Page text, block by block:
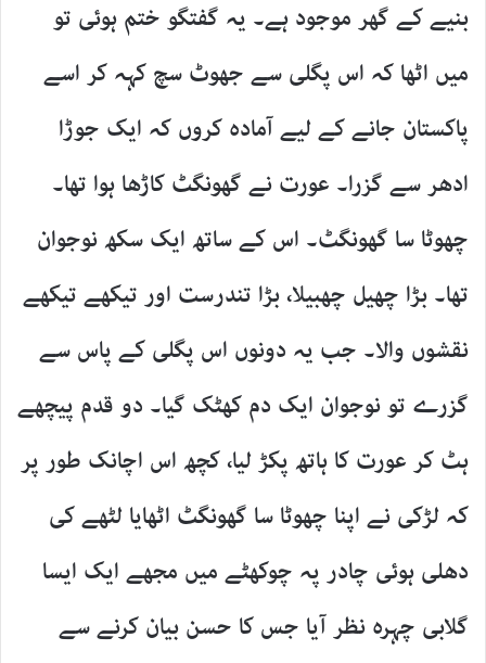
بنیے کے گھر موجود ہے۔ یہ گفتگو ختم ہوئی تو
میں اٹھا کہ اس پگلی سے جھوٹ سچ کہہ کر اسے
پاکستان جانے کے لیے آمادہ کروں کہ ایک جوڑا
ادھر سے گزرا۔ عورت نے گھونگٹ کاڑھا ہوا تھا۔
چھوٹا سا گھونگٹ۔ اس کے ساتھ ایک سکھ نوجوان
تھا۔ بڑا چھیل چھبیلا، بڑا تندرست اور تیکھے تیکھے
نقشوں والا۔ جب یہ دونوں اس پگلی کے پاس سے
گزرے تو نوجوان ایک دم کھٹک گیا۔ دو قدم پیچھے
ہٹ کر عورت کا ہاتھ پکڑ لیا، کچھ اس اچانک طور پر
کہ لڑکی نے اپنا چھوٹا سا گھونگٹ اٹھایا لٹھے کی
دھلی ہوئی چادر پہ چوکھٹے میں مجھے ایک ایسا
گلابی چہرہ نظر آیا جس کا حسن بیان کرنے سے